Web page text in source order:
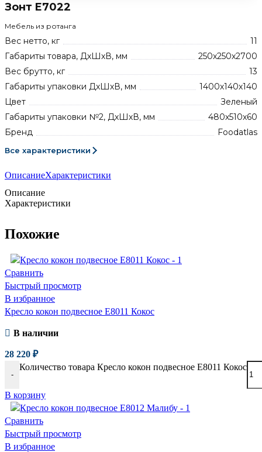
Зонт E7022
Мебель из ротанга
Вес нетто, кг
11
Габариты товара, ДхШхВ, мм
250х250х2700
Вес брутто, кг
13
Габариты упаковки ДхШхВ, мм
1400х140х140
Цвет
Зеленый
Габариты упаковки №2, ДхШхВ, мм
480х510х60
Бренд
Foodatlas
Все характеристики
ОписаниеХарактеристики
Описание
Характеристики
Похожие
Сравнить
Быстрый просмотр
В избранное
Кресло кокон подвесное E8011 Кокос
В наличии
28 220 ₽
-
Количество товара Кресло кокон подвесное E8011 Кокос
В корзину
Сравнить
Быстрый просмотр
В избранное